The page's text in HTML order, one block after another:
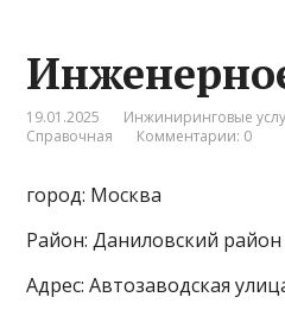
19.01.2025 Инжиниринговые
Справочная
Комментарии: 0
город: Москва
Район: Даниловский район
Адрес: Автозаводская